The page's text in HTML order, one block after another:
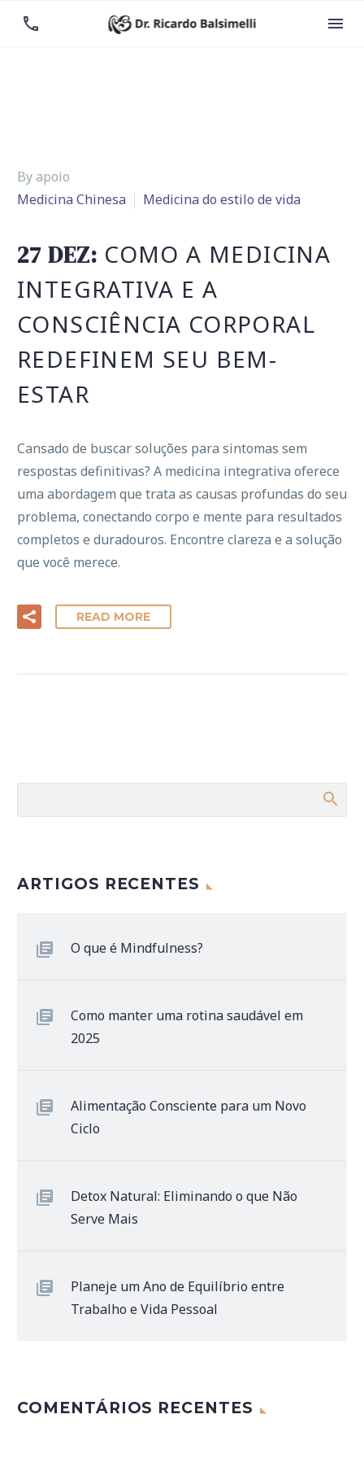


By apoio
Medicina Chinesa
Medicina do estilo de vida
27 DEZ: COMO A MEDICINA
INTEGRATIVA E A
CONSCIÊNCIA CORPORAL
REDEFINEM SEU BEM-
ESTAR
Cansado de buscar soluções para sintomas sem
respostas definitivas? A medicina integrativa oferece
uma abordagem que trata as causas profundas do seu
problema, conectando corpo e mente para resultados
completos e duradouros. Encontre clareza e a solução
que você merece.
READ MORE
ARTIGOS RECENTES
O que é Mindfulness?
Como manter uma rotina saudável em
2025
Alimentação Consciente para um Novo
Ciclo
Detox Natural: Eliminando o que Não
Serve Mais
Planeje um Ano de Equilíbrio entre
Trabalho e Vida Pessoal
COMENTÁRIOS RECENTES